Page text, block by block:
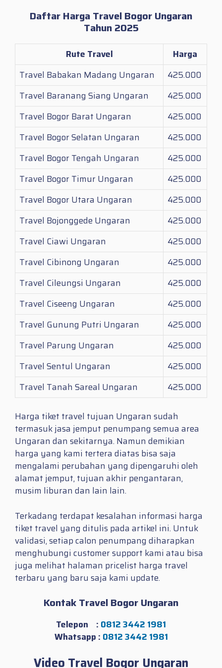
Daftar Harga Travel Bogor Ungaran
Tahun 2025
Rute Travel
Harga
Travel Babakan Madang Ungaran
425.000
Travel Baranang Siang Ungaran
425.000
Travel Bogor Barat Ungaran
425.000
Travel Bogor Selatan Ungaran
425.000
Travel Bogor Tengah Ungaran
425.000
Travel Bogor Timur Ungaran
425.000
Travel Bogor Utara Ungaran
425.000
Travel Bojonggede Ungaran
425.000
Travel Ciawi Ungaran
425.000
Travel Cibinong Ungaran
425.000
Travel Cileungsi Ungaran
425.000
Travel Ciseeng Ungaran
425.000
Travel Gunung Putri Ungaran
425.000
Travel Parung Ungaran
425.000
Travel Sentul Ungaran
425.000
Travel Tanah Sareal Ungaran
425.000
Harga tiket travel tujuan Ungaran sudah
termasuk jasa jemput penumpang semua area
Ungaran dan sekitarnya. Namun demikian
harga yang kami tertera diatas bisa saja
mengalami perubahan yang dipengaruhi oleh
alamat jemput, tujuan akhir pengantaran,
musim liburan dan lain lain.
Terkadang terdapat kesalahan informasi harga
tiket travel yang ditulis pada artikel ini. Untuk
validasi, setiap calon penumpang diharapkan
menghubungi customer support kami atau bisa
juga melihat halaman pricelist harga travel
terbaru yang baru saja kami update.
Kontak Travel Bogor Ungaran
Telepon : 0812 3442 1981
Whatsapp : 0812 3442 1981
Video Travel Bogor Ungaran